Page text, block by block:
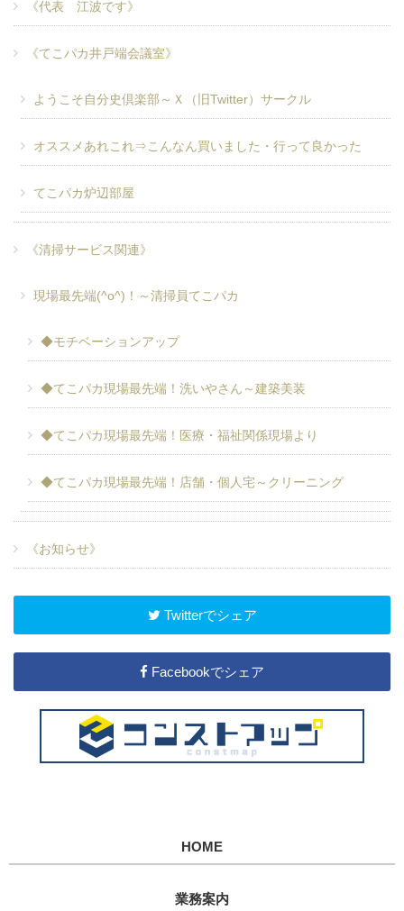
《代表 江波です》
《てこパカ井戸端会議室》
ようこそ自分史倶楽部～Ｘ（旧Twitter）サークル
オススメあれこれ⇒こんなん買いました・行って良かった
てこパカ炉辺部屋
《清掃サービス関連》
現場最先端(^o^)！～清掃員てこパカ
◆モチベーションアップ
◆てこパカ現場最先端！洗いやさん～建築美装
◆てこパカ現場最先端！医療・福祉関係現場より
◆てこパカ現場最先端！店舗・個人宅～クリーニング
《お知らせ》
Twitterでシェア
Facebookでシェア
HOME
業務案内